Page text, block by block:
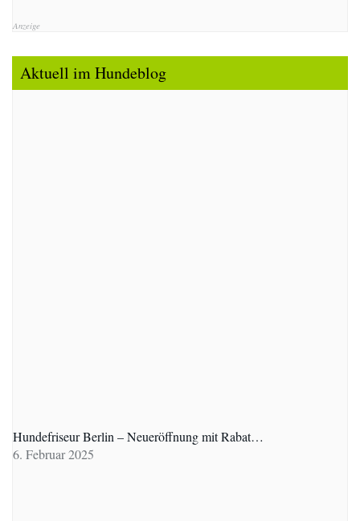
Anzeige
Aktuell im Hundeblog
Hundefriseur Berlin – Neueröffnung mit Rabat…
6. Februar 2025